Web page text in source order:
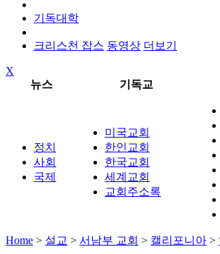
기독대학
크리스천 잡스 동영상 더보기
X
뉴스
기독교
정치
사회
국제
미국교회
한인교회
한국교회
세계교회
교회주소록
Home > 설교 > 서남부 교회 > 캘리포니아 >